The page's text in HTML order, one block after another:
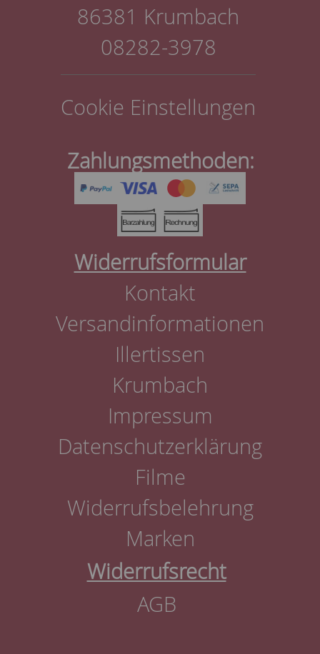
86381 Krumbach
08282-3978
Cookie Einstellungen
Zahlungsmethoden:
Widerrufsformular
Kontakt
Versandinformationen
Illertissen
Krumbach
Impressum
Datenschutzerklärung
Filme
Widerrufsbelehrung
Marken
Widerrufsrecht
AGB